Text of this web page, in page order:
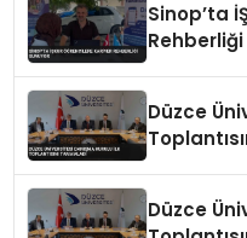
Sinop’ta
Düzce
Düzce